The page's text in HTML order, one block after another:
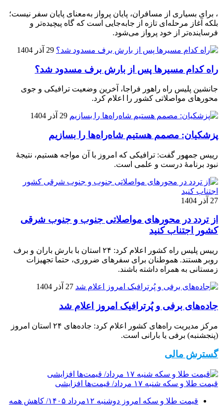
، برای بسیاری از مسافران، پایان پرواز به‌معنای پایان سفر نیست؛
بلکه آغاز مرحله‌ای تازه از جابه‌جایی است که گاه پیچیده‌تر و
فرساینده‌تر از خود پرواز می‌شود.
29 آذر 1404
راه کدام مسیرها پس از بارش برف مسدود شد؟
جانشین پلیس راه راهور فراجا، آخرین وضعیت ترافیکی و جوی
محورهای مواصلاتی کشور را اعلام کرد.
29 آذر 1404
پزشکیان: مصمم هستیم شاه‌راه‌ها را بسازیم
رییس جمهور گفت: ترافیکی که امروز با آن مواجه هستیم، نتیجۀ
نبود برنامۀ درست و علمی است.
27 آذر 1404
از تردد در محورهای مواصلاتی جنوب و جنوب شرقی
کشور اجتناب کنید
رییس پلیس راه کشور اعلام کرد: ۲۴ استان با بارش باران و برف
روبر هستند. هموطنان برای سفرهای ضروری، حتما تجهیزات
زمستانی به همراه داشته باشند.
27 آذر 1404
جاده‌های برفی و پُرترافیک امروز اعلام شد
مرکز مدیریت راه‌های کشور اعلام کرد: جاده‌های ۲۴ استان امروز
(پنجشنبه) برفی یا بارانی است.
گسترش مالی
قیمت طلا و سکه شنبه ۱۷ مرداد/ قیمت‌ها افزایشی
قیمت طلا و سکه امروز دوشنبه ۱۲مرداد ۱۴۰۵/ کاهش همه